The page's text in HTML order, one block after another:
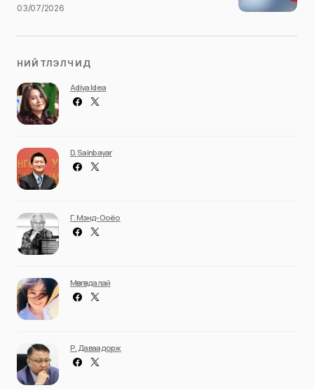
03/07/2026
НИЙТЛЭЛЧИД
Adiya Idea
D. Sainbayar
Г. Мэнд-Ооёо
Мөнгөндалай
Р. Даваадорж